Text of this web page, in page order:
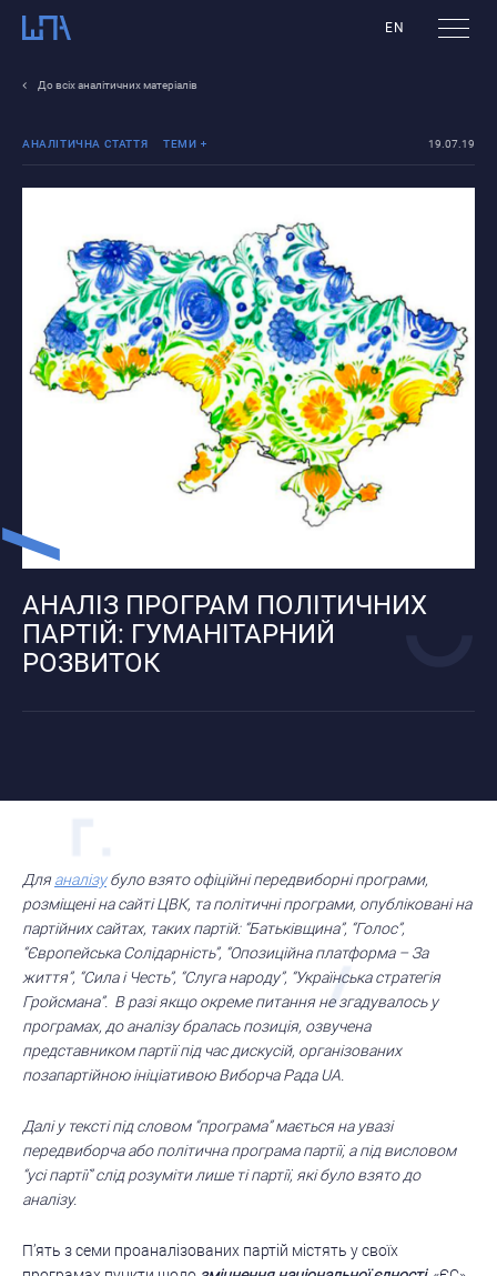
EN
До всіх аналітичних матеріалів
АНАЛІТИЧНА СТАТТЯ ТЕМИ 19.07.19
АНАЛІЗ ПРОГРАМ ПОЛІТИЧНИХ
ПАРТІЙ: ГУМАНІТАРНИЙ
РОЗВИТОК
Для аналізубуло взято офіційні передвиборні програми,
розміщені на сайті ЦВК, та політичні програми, опубліковані на
партійних сайтах, таких партій: “Батьківщина”, “Голос”,
“Європейська Солідарність”, “Опозиційна платформа – За
життя”, “Сила і Честь”, “Слуга народу”, “Українська стратегія
Гройсмана”. В разі якщо окреме питання не згадувалось у
програмах, до аналізу бралась позиція, озвучена
представником партії під час дискусій, організованих
позапартійною ініціативою Виборча Рада UA.
Далі у тексті під словом “програма” мається на увазі
передвиборча або політична програма партії, а під висловом
“усі партії” слід розуміти лише ті партії, які було взято до
аналізу.
П’ять з семи проаналізованих партій містять у своїх